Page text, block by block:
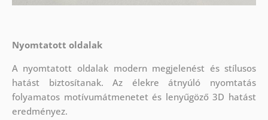
Nyomtatott oldalak
A nyomtatott oldalak modern megjelenést és stílusos
hatást biztosítanak. Az élekre átnyúló nyomtatás
folyamatos motívumátmenetet és lenyűgöző 3D hatást
eredményez.